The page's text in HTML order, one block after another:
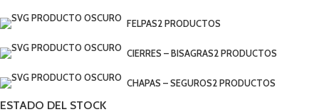
FELPAS2 PRODUCTOS
CIERRES – BISAGRAS2 PRODUCTOS
CHAPAS – SEGUROS2 PRODUCTOS
ESTADO DEL STOCK